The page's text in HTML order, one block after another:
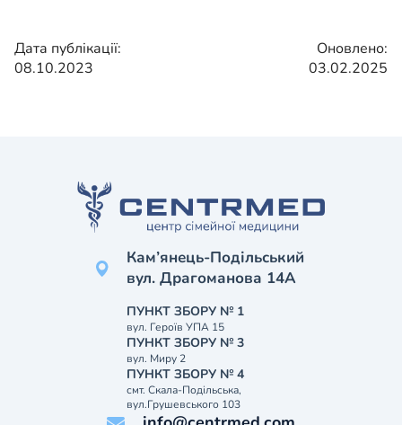
Дата публікації:
08.10.2023
Оновлено:
03.02.2025
Кам’янець-Подільський
вул. Драгоманова 14А
ПУНКТ ЗБОРУ № 1
вул. Героїв УПА 15
ПУНКТ ЗБОРУ № 3
вул. Миру 2
ПУНКТ ЗБОРУ № 4
смт. Скала-Подільська,
вул.Грушевського 103